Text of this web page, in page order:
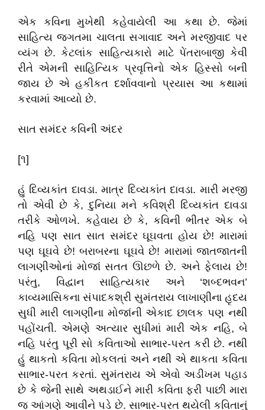
એક કવિના મુખેથી કહેવાયેલી આ કથા છે. જેમાં
સાહિત્ય જગતમા ચાલતા સગાવાદ અને મરજીવાદ પર
વ્યંગ છે. કેટલાંક સાહિત્યકારો માટે પેંતરાબાજી કેવી
રીતે એમની સાહિત્યિક પ્રવૃત્તિનો એક હિસ્સો બની
જાય છે એ હકીકત દર્શાવવાનો પ્રયાસ આ કથામાં
કરવામાં આવ્યો છે.
સાત સમંદર કવિની અંદર
[૧]
હું દિવ્યકાંત દાવડા. માત્ર દિવ્યકાંત દાવડા. મારી મરજી
તો એવી છે કે, દુનિયા મને કવિશ્રી દિવ્યકાંત દાવડા
તરીકે ઓળખે. કહેવાય છે કે, કવિની ભીતર એક બે
નહિ પણ સાત સાત સમંદર ઘૂઘવતા હોય છે! મારામાં
પણ ઘૂઘવે છે! બરાબરના ઘૂઘવે છે! મારામાં જાતજાતની
લાગણીઓનાં મોજાં સતત ઊછળે છે. અને ફેલાય છે!
પરંતુ, વિદ્વાન સાહિત્યકાર અને ‘શબ્દભવન’
કાવ્યમાસિકના સંપાદકશ્રી સુમંતરાય લાખાણીના હૃદય
સુધી મારી લાગણીના મોજાંની એકાદ છાલક પણ નથી
પહોંચતી. એમણે અત્યાર સુધીમાં મારી એક નહિ, બે
નહિ પરંતુ પૂરી સો કવિતાઓ સાભાર-પરત કરી છે. નથી
હું થાકતો કવિતા મોકલતાં અને નથી એ થાકતા કવિતા
સાભાર-પરત કરતાં. સુમંતરાય એ એવો અડીખમ પહાડ
છે કે જેની સાથે અથડાઈને મારી કવિતા ફરી પાછી મારા
જ આંગણે આવીને પડે છે. સાભાર-પરત થયેલી કવિતાનું